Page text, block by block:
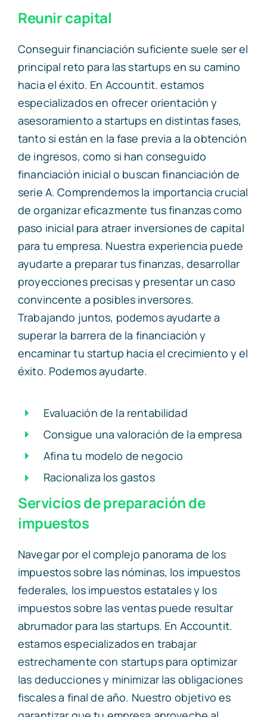
Reunir capital
Conseguir financiación suficiente suele ser el
principal reto para las startups en su camino
hacia el éxito. En Accountit. estamos
especializados en ofrecer orientación y
asesoramiento a startups en distintas fases,
tanto si están en la fase previa a la obtención
de ingresos, como si han conseguido
financiación inicial o buscan financiación de
serie A. Comprendemos la importancia crucial
de organizar eficazmente tus finanzas como
paso inicial para atraer inversiones de capital
para tu empresa. Nuestra experiencia puede
ayudarte a preparar tus finanzas, desarrollar
proyecciones precisas y presentar un caso
convincente a posibles inversores.
Trabajando juntos, podemos ayudarte a
superar la barrera de la financiación y
encaminar tu startup hacia el crecimiento y el
éxito. Podemos ayudarte.
Evaluación de la rentabilidad
Consigue una valoración de la empresa
Afina tu modelo de negocio
Racionaliza los gastos
Servicios de preparación de
impuestos
Navegar por el complejo panorama de los
impuestos sobre las nóminas, los impuestos
federales, los impuestos estatales y los
impuestos sobre las ventas puede resultar
abrumador para las startups. En Accountit.
estamos especializados en trabajar
estrechamente con startups para optimizar
las deducciones y minimizar las obligaciones
fiscales a final de año. Nuestro objetivo es